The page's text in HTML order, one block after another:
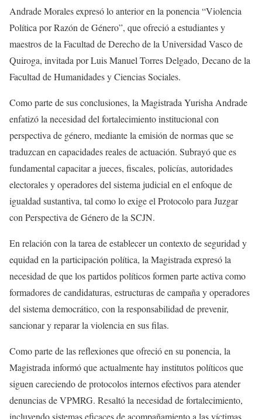
Andrade Morales expresó lo anterior en la ponencia “Violencia
Política por Razón de Género”, que ofreció a estudiantes y
maestros de la Facultad de Derecho de la Universidad Vasco de
Quiroga, invitada por Luis Manuel Torres Delgado, Decano de la
Facultad de Humanidades y Ciencias Sociales.
Como parte de sus conclusiones, la Magistrada Yurisha Andrade
enfatizó la necesidad del fortalecimiento institucional con
perspectiva de género, mediante la emisión de normas que se
traduzcan en capacidades reales de actuación. Subrayó que es
fundamental capacitar a jueces, fiscales, policías, autoridades
electorales y operadores del sistema judicial en el enfoque de
igualdad sustantiva, tal como lo exige el Protocolo para Juzgar
con Perspectiva de Género de la SCJN.
En relación con la tarea de establecer un contexto de seguridad y
equidad en la participación política, la Magistrada expresó la
necesidad de que los partidos políticos formen parte activa como
formadores de candidaturas, estructuras de campaña y operadores
del sistema democrático, con la responsabilidad de prevenir,
sancionar y reparar la violencia en sus filas.
Como parte de las reflexiones que ofreció en su ponencia, la
Magistrada informó que actualmente hay institutos políticos que
siguen careciendo de protocolos internos efectivos para atender
denuncias de VPMRG. Resaltó la necesidad de fortalecimiento,
incluyendo sistemas eficaces de acompañamiento a las víctimas,